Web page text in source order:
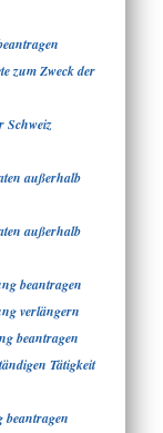
zum Zweck der
Schweiz
außerhalb
außerhalb
beantragen
verlängern
beantragen
Tätigkeit